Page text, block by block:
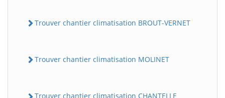
Trouver chantier climatisation BROUT-VERNET
Trouver chantier climatisation MOLINET
Trouver chantier climatisation CHANTELLE